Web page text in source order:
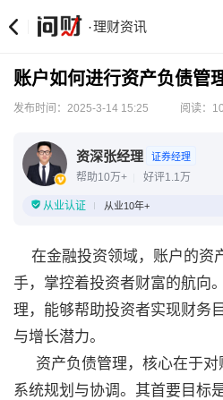
·理财资讯
账户如何进行资产负债管
发布时间：2025-3-14 15:25 阅读：
资深张经理 证券经理
帮助10万+ 好评1.1万
从业认证 从业10年+
在金融投资领域，账户的资
手，掌控着投资者财富的航向
理，能够帮助投资者实现财务
与增长潜力。
资产负债管理，核心在于对
系统规划与协调。其首要目标